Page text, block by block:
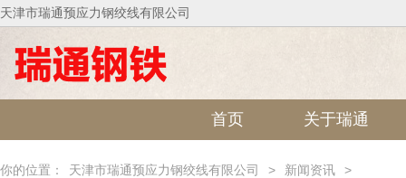
天津市瑞通预应力钢绞线有限公司
首页 关于瑞通
你的位置： 天津市瑞通预应力钢绞线有限公司 > 新闻资讯 >